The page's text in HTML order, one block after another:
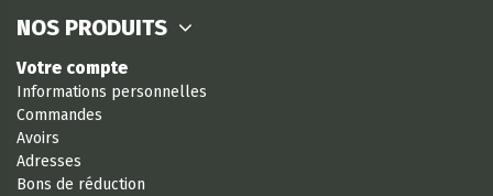
NOS PRODUITS
Votre compte
Informations personnelles
Commandes
Avoirs
Adresses
Bons de réduction